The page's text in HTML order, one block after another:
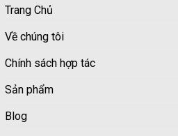
Trang Chủ
Về chúng tôi
Chính sách hợp tác
Sản phẩm
Blog